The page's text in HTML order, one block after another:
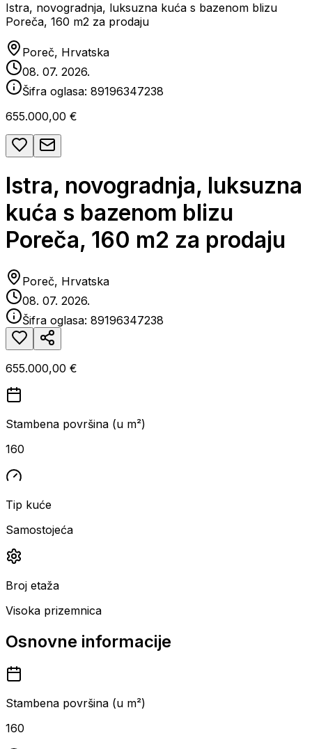
Istra, novogradnja, luksuzna kuća s bazenom blizu
Poreča, 160 m2 za prodaju
Poreč, Hrvatska
08. 07. 2026.
Šifra oglasa: 89196347238
655.000,00 €
Istra, novogradnja, luksuzna
kuća s bazenom blizu
Poreča, 160 m2 za prodaju
Poreč, Hrvatska
08. 07. 2026.
Šifra oglasa: 89196347238
655.000,00 €
Stambena površina (u m²)
160
Tip kuće
Samostojeća
Broj etaža
Visoka prizemnica
Osnovne informacije
Stambena površina (u m²)
160